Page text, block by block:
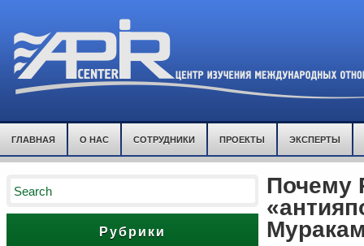
ГЛАВНАЯ О НАС СОТРУДНИКИ ПРОЕКТЫ ЭКСПЕРТЫ
Рубрики
Почему